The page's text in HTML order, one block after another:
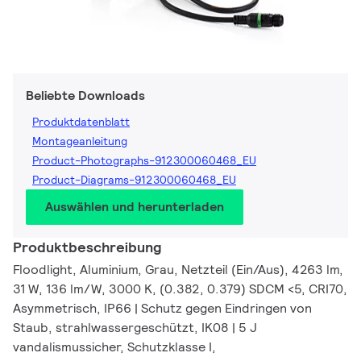
Beliebte Downloads
Produktdatenblatt
Montageanleitung
Product-Photographs-912300060468_EU
Product-Diagrams-912300060468_EU
Auswählen und herunterladen
Produktbeschreibung
Floodlight, Aluminium, Grau, Netzteil (Ein/Aus), 4263 lm,
31 W, 136 lm/W, 3000 K, (0.382, 0.379) SDCM <5, CRI70,
Asymmetrisch, IP66 | Schutz gegen Eindringen von
Staub, strahlwassergeschützt, IK08 | 5 J
vandalismussicher, Schutzklasse I,